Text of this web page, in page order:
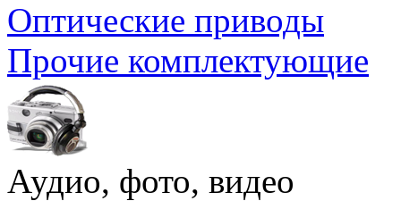
Оптические приводы
Прочие комплектующие
Аудио, фото, видео